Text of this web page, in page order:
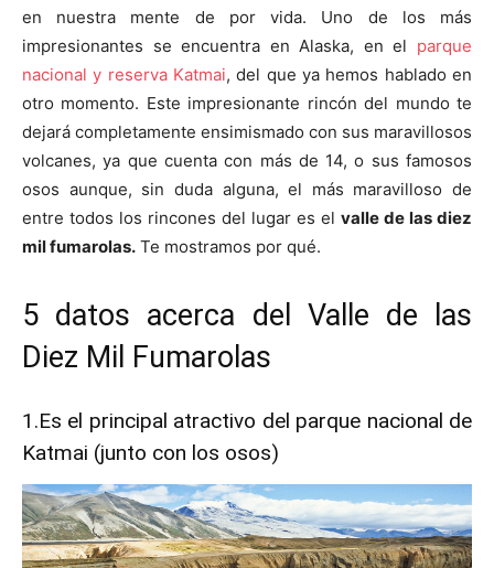
en nuestra mente de por vida. Uno de los más
impresionantes se encuentra en Alaska, en el parque
nacional y reserva Katmai, del que ya hemos hablado en
otro momento. Este impresionante rincón del mundo te
dejará completamente ensimismado con sus maravillosos
volcanes, ya que cuenta con más de 14, o sus famosos
osos aunque, sin duda alguna, el más maravilloso de
entre todos los rincones del lugar es el valle de las diez
mil fumarolas. Te mostramos por qué.
5 datos acerca del Valle de las
Diez Mil Fumarolas
1.Es el principal atractivo del parque nacional de
Katmai (junto con los osos)